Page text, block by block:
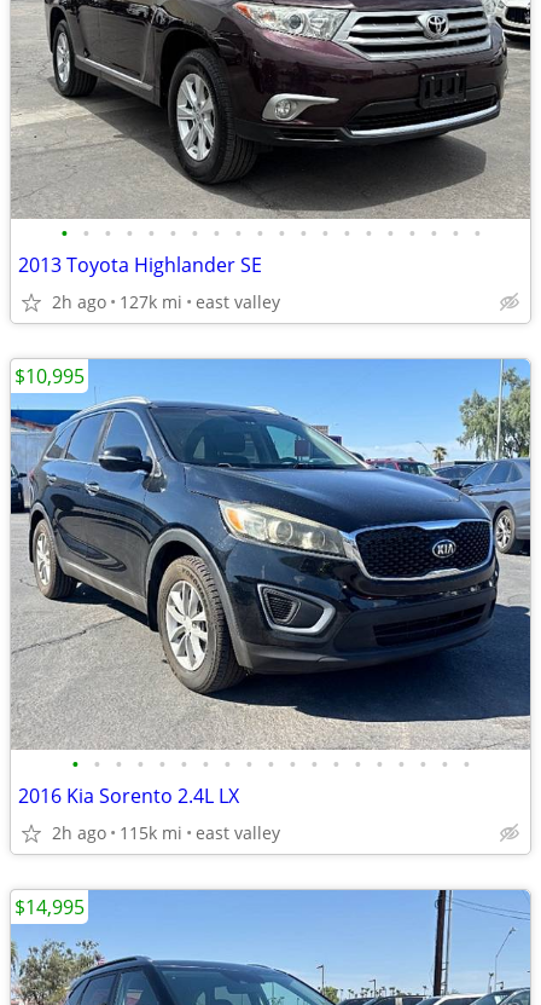
• • • • • • • • • • • • • • • • • • • •
2013 Toyota Highlander SE
2h ago 127k mi east valley
• • • • • • • • • • • • • • • • • • •
2016 Kia Sorento 2.4L LX
2h ago 115k mi east valley
$10,995
$14,995